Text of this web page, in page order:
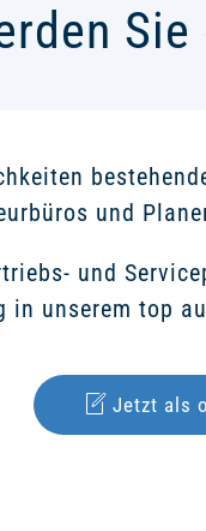
und
und
in unserem top
Jetzt als